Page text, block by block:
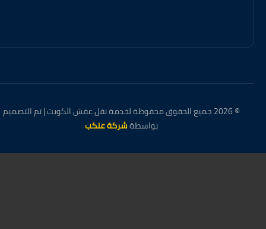
© 2026 جميع الحقوق محفوظة لخدمة نقل عفش الكويت | تم التصميم
بواسطةشركة عنكب